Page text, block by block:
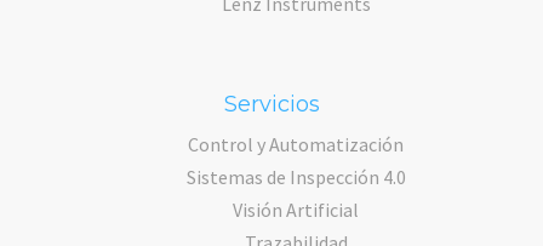
Servicios
Control y Automatización
Sistemas de Inspección 4.0
Visión Artificial